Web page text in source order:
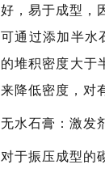
好，易于成型，
可通过添加半水
的堆积密度大于
来降低密度，对
无水石膏：激发
对于振压成型的